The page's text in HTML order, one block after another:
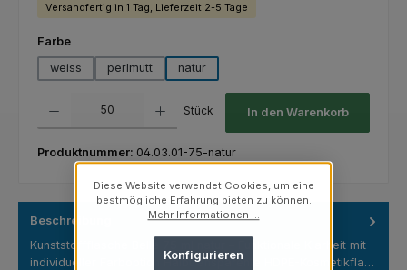
Versandfertig in 1 Tag, Lieferzeit 2-5 Tage
Farbeauswählen
weiss
perlmutt natur
Stück In den Warenkorb
Produktnummer: 04.03.01-75-natur
Beschreibung
Kunststoffflasche Belle 75 ml natur – Funktionale Klarheit mit
individueller Farboption Halbtransparente HDPE-Kosmetikfla…
Diese Website verwendet Cookies, um eine
bestmögliche Erfahrung bieten zu können.
Mehr Informationen ...
Konfigurieren